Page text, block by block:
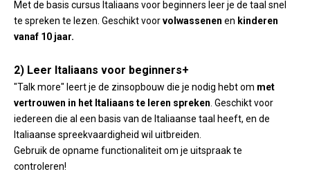
Met de basis cursus Italiaans voor beginners leer je de taal snel
te spreken te lezen. Geschikt voorvolwassenen en kinderen
vanaf 10 jaar.
2) Leer Italiaans voor beginners+
"Talk more" leert je de zinsopbouw die je nodig hebt om met
vertrouwen in het Italiaans te leren spreken . Geschikt voor
iedereen die al een basis van de Italiaanse taal heeft, en de
Italiaanse spreekvaardigheid wil uitbreiden.
Gebruik de opname functionaliteit om je uitspraak te
controleren!